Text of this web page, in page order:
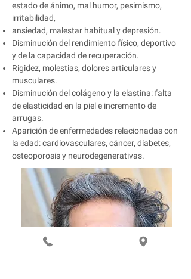
estado de ánimo, mal humor, pesimismo,
irritabilidad,
ansiedad, malestar habitual y depresión.
Disminución del rendimiento físico, deportivo
y de la capacidad de recuperación.
Rigidez, molestias, dolores articulares y
musculares.
Disminución del colágeno y la elastina: falta
de elasticidad en la piel e incremento de
arrugas.
Aparición de enfermedades relacionadas con
la edad: cardiovasculares, cáncer, diabetes,
osteoporosis y neurodegenerativas.